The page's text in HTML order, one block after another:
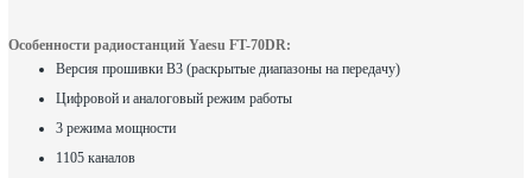
Особенности радиостанций Yaesu FT-70DR:
Версия прошивки B3 (раскрытые диапазоны на передачу)
Цифровой и аналоговый режим работы
3 режима мощности
1105 каналов